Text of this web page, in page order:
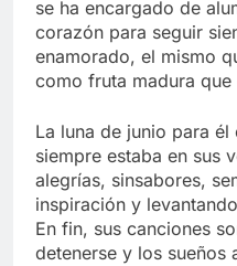
se ha encargado de
corazón para seguir
enamorado, el mismo
como fruta madura que
La luna de junio para
siempre estaba en sus
alegrías, sinsabores,
inspiración y
En fin, sus canciones
detenerse y los sueños